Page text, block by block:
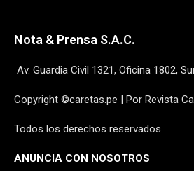
Nota & Prensa S.A.C.
Av. Guardia Civil 1321, Oficina 1802,
Copyright ©caretas.pe | Por Revista
Todos los derechos reservados
ANUNCIA CON NOSOTROS